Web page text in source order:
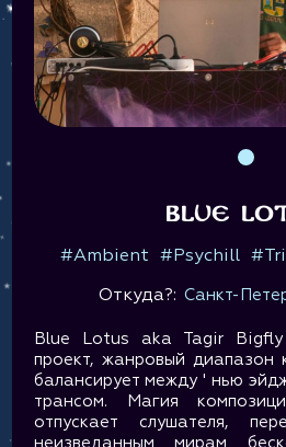
BLUE
#Ambient #Psychill
Откуда?: Санкт-
Blue Lotus aka Tagir Bigfly
проект, жанровый диапазон
балансирует между ' нью
трансом. Магия
отпускает слушателя,
неизведанным мирам